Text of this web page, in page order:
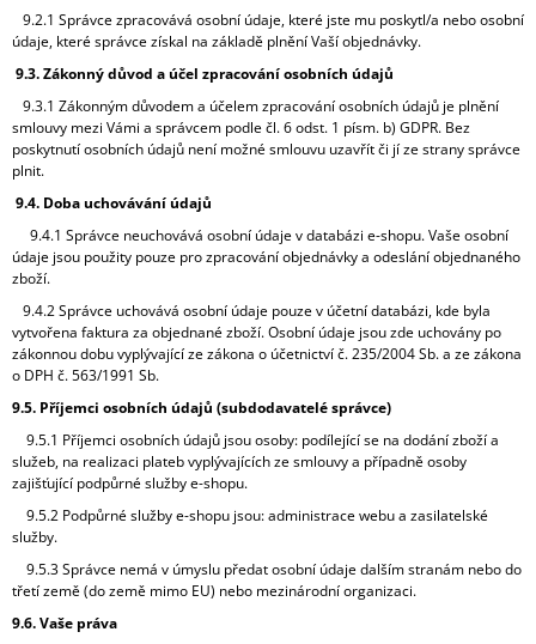
9.2.1 Správce zpracovává osobní údaje, které jste mu poskytl/a nebo osobní
údaje, které správce získal na základě plnění Vaší objednávky.
9.3. Zákonný důvod a účel zpracování osobních údajů
9.3.1 Zákonným důvodem a účelem zpracování osobních údajů je plnění
smlouvy mezi Vámi a správcem podle čl. 6 odst. 1 písm. b) GDPR. Bez
poskytnutí osobních údajů není možné smlouvu uzavřít či jí ze strany správce
plnit.
9.4. Doba uchovávání údajů
9.4.1 Správce neuchovává osobní údaje v databázi e-shopu. Vaše osobní
údaje jsou použity pouze pro zpracování objednávky a odeslání objednaného
zboží.
9.4.2 Správce uchovává osobní údaje pouze v účetní databázi, kde byla
vytvořena faktura za objednané zboží. Osobní údaje jsou zde uchovány po
zákonnou dobu vyplývající ze zákona o účetnictví č. 235/2004 Sb. a ze zákona
o DPH č. 563/1991 Sb.
9.5. Příjemci osobních údajů (subdodavatelé správce)
9.5.1 Příjemci osobních údajů jsou osoby: podílející se na dodání zboží a
služeb, na realizaci plateb vyplývajících ze smlouvy a případně osoby
zajišťující podpůrné služby e-shopu.
9.5.2 Podpůrné služby e-shopu jsou: administrace webu a zasilatelské
služby.
9.5.3 Správce nemá v úmyslu předat osobní údaje dalším stranám nebo do
třetí země (do země mimo EU) nebo mezinárodní organizaci.
9.6. Vaše práva